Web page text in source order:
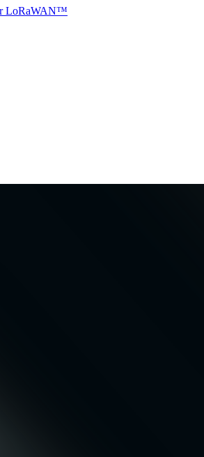
LoRaWAN™